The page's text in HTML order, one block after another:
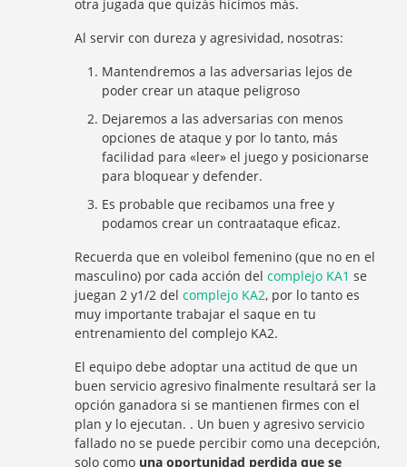
otra jugada que quizás hicimos más.
Al servir con dureza y agresividad, nosotras:
Mantendremos a las adversarias lejos de
poder crear un ataque peligroso
Dejaremos a las adversarias con menos
opciones de ataque y por lo tanto, más
facilidad para «leer» el juego y posicionarse
para bloquear y defender.
Es probable que recibamos una free y
podamos crear un contraataque eficaz.
Recuerda que en voleibol femenino (que no en el
masculino) por cada acción delcomplejo KA1 se
juegan 2 y1/2 delcomplejo KA2, por lo tanto es
muy importante trabajar el saque en tu
entrenamiento del complejo KA2.
El equipo debe adoptar una actitud de que un
buen servicio agresivo finalmente resultará ser la
opción ganadora si se mantienen firmes con el
plan y lo ejecutan. . Un buen y agresivo servicio
fallado no se puede percibir como una decepción,
solo como una oportunidad perdida que se